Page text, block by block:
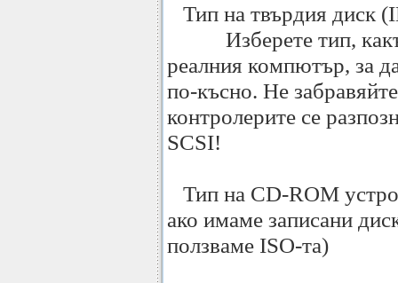
Тип на твърдия диск
Изберете тип,
реалния компютър, за
по-късно. Не
контролерите се
SCSI!
Тип на CD-ROM
ако имаме записани
ползваме ISO-та)